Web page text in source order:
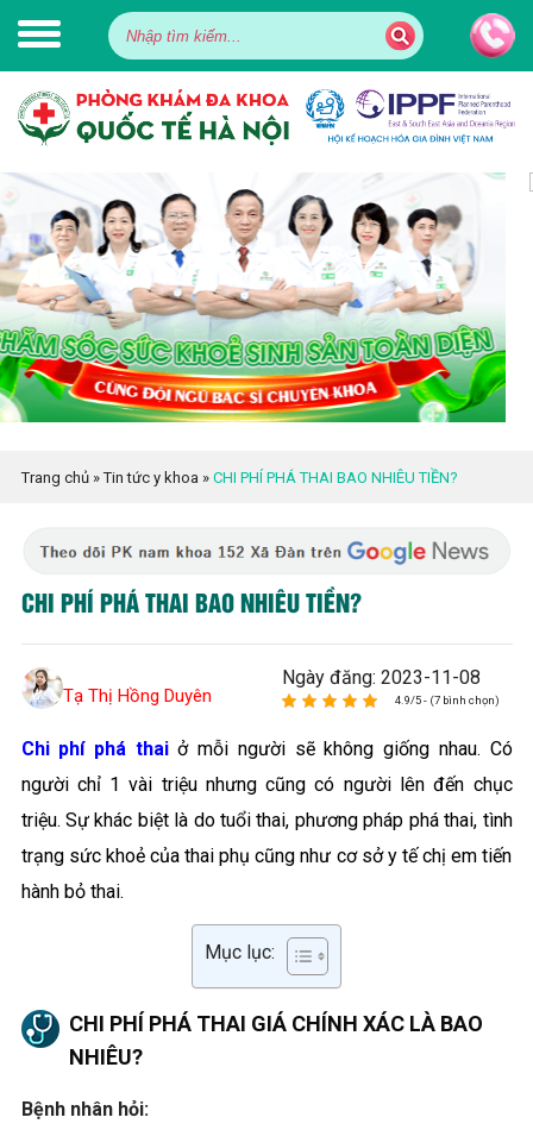
Trang chủ»Tin tức y khoa » CHI PHÍ PHÁ THAI BAO NHIÊU TIỀN?
CHI PHÍ PHÁ THAI BAO NHIÊU TIỀN?
Tạ Thị Hồng Duyên
Ngày đăng: 2023-11-08
4.9/5 - (7 bình chọn)
Chi phí phá thaiở mỗi người sẽ không giống nhau. Có
người chỉ 1 vài triệu nhưng cũng có người lên đến chục
triệu. Sự khác biệt là do tuổi thai, phương pháp phá thai, tình
trạng sức khoẻ của thai phụ cũng như cơ sở y tế chị em tiến
hành bỏ thai.
Mục lục:
CHI PHÍ PHÁ THAI GIÁ CHÍNH XÁC LÀ BAO
NHIÊU?
Bệnh nhân hỏi: